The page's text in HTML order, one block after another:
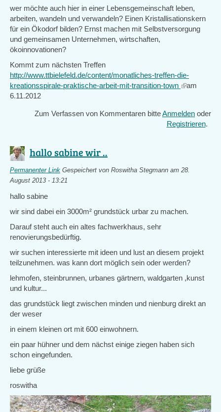
wer möchte auch hier in einer Lebensgemeinschaft leben,
arbeiten, wandeln und verwandeln? Einen Kristallisationskern
für ein Ökodorf bilden? Ernst machen mit Selbstversorgung
und gemeinsamen Unternehmen, wirtschaften,
ökoinnovationen?
Kommt zum nächsten Treffen
http://www.ttbielefeld.de/content/monatliches-treffen-die-
kreationsspirale-praktische-arbeit-mit-transition-town (link
am
6.11.2012
Zum Verfassen von Kommentaren bitteAnmelden oder
Registrieren.
hallo sabine wir ..
Permanenter Link Gespeichert von Roswitha Stegmann am 28.
August 2013 - 13:21
hallo sabine
wir sind dabei ein 3000m² grundstück urbar zu machen.
Darauf steht auch ein altes fachwerkhaus, sehr
renovierungsbedürftig.
wir suchen interessierte mit ideen und lust an diesem projekt
teilzunehmen. was kann dort möglich sein oder werden?
lehmofen, steinbrunnen, urbanes gärtnern, waldgarten ,kunst
und kultur...
das grundstück liegt zwischen minden und nienburg direkt an
der weser
in einem kleinen ort mit 600 einwohnern.
ein paar hühner und dem nächst einige ziegen haben sich
schon eingefunden.
liebe grüße
roswitha